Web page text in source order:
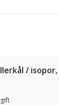
/ isopor,